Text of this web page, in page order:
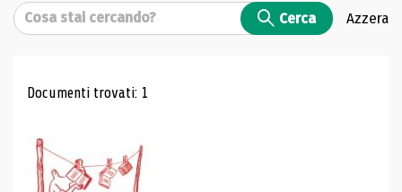
Cerca Cerca Azzera
Risultati di ricerca
Documenti trovati: 1